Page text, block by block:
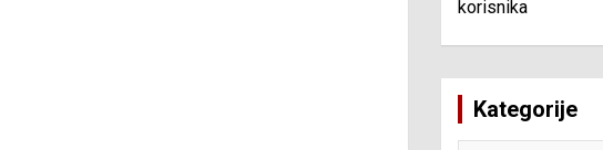
korisnika
Kategorije